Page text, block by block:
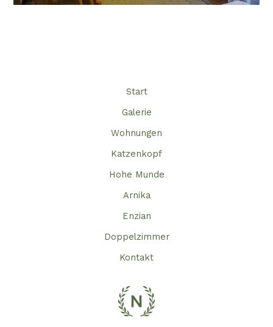
Start
Galerie
Wohnungen
Katzenkopf
Hohe Munde
Arnika
Enzian
Doppelzimmer
Kontakt